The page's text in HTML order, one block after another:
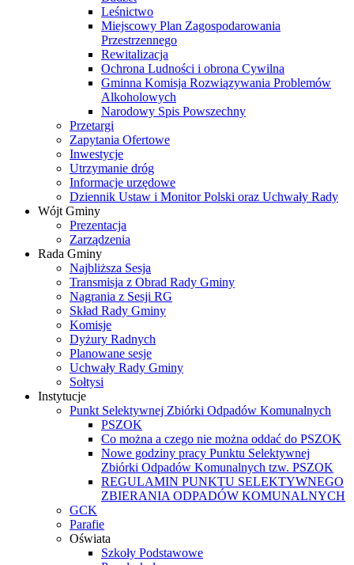
Leśnictwo
Miejscowy Plan Zagospodarowania
Przestrzennego
Rewitalizacja
Ochrona Ludności i obrona Cywilna
Gminna Komisja Rozwiązywania Problemów
Alkoholowych
Narodowy Spis Powszechny
Przetargi
Zapytania Ofertowe
Inwestycje
Utrzymanie dróg
Informacje urzędowe
Dziennik Ustaw i Monitor Polski oraz Uchwały Rady
Wójt Gminy
Prezentacja
Zarządzenia
Rada Gminy
Najbliższa Sesja
Transmisja z Obrad Rady Gminy
Nagrania z Sesji RG
Skład Rady Gminy
Komisje
Dyżury Radnych
Planowane sesje
Uchwały Rady Gminy
Sołtysi
Instytucje
Punkt Selektywnej Zbiórki Odpadów Komunalnych
PSZOK
Co można a czego nie można oddać do PSZOK
Nowe godziny pracy Punktu Selektywnej
Zbiórki Odpadów Komunalnych tzw. PSZOK
REGULAMIN PUNKTU SELEKTYWNEGO
ZBIERANIA ODPADÓW KOMUNALNYCH
GCK
Parafie
Oświata
Szkoły Podstawowe